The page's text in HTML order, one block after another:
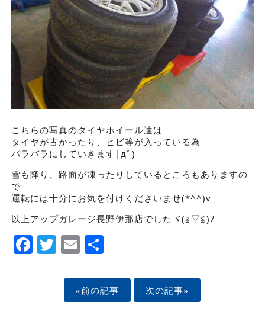
こちらの写真のタイヤホイール達は
タイヤが古かったり、ヒビ等が入っている為
バラバラにしていきます|дﾟ)
雪も降り、路面が凍ったりしているところもありますの
で
運転には十分にお気を付けくださいませ(*^^)v
以上アップガレージ長野伊那店でしたヾ(≧▽≦)ﾉ
Facebook
Twitter
EmailShare
«前の記事 次の記事»